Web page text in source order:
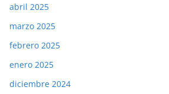
abril 2025
marzo 2025
febrero 2025
enero 2025
diciembre 2024